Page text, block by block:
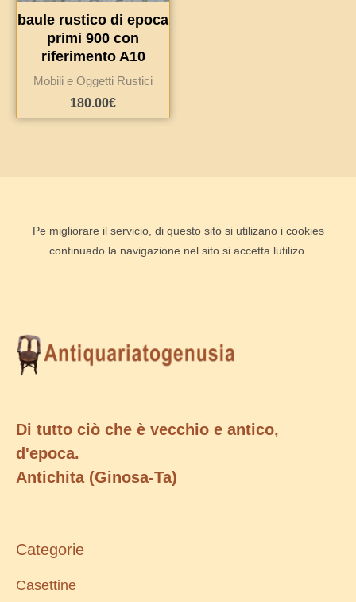
baule rustico di epoca
primi 900 con
riferimento A10
Mobili e Oggetti Rustici
180.00€
Pe migliorare il servicio, di questo sito si utilizano i cookies
continuado la navigazione nel sito si accetta lutilizo.
Di tutto ciò che è vecchio e antico,
d'epoca.
Antichita (Ginosa-Ta)
Categorie
Casettine